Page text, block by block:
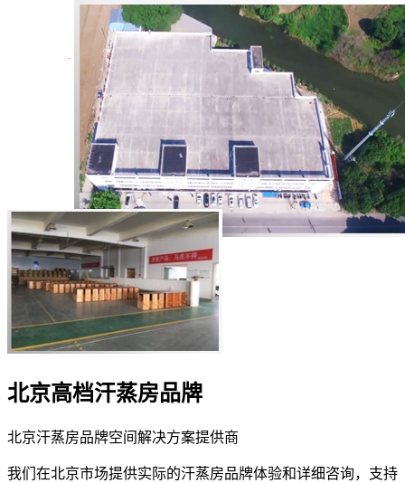
北京高档汗蒸房品牌
北京汗蒸房品牌空间解决方案提供商
我们在北京市场提供实际的汗蒸房品牌体验和详细咨询，支持